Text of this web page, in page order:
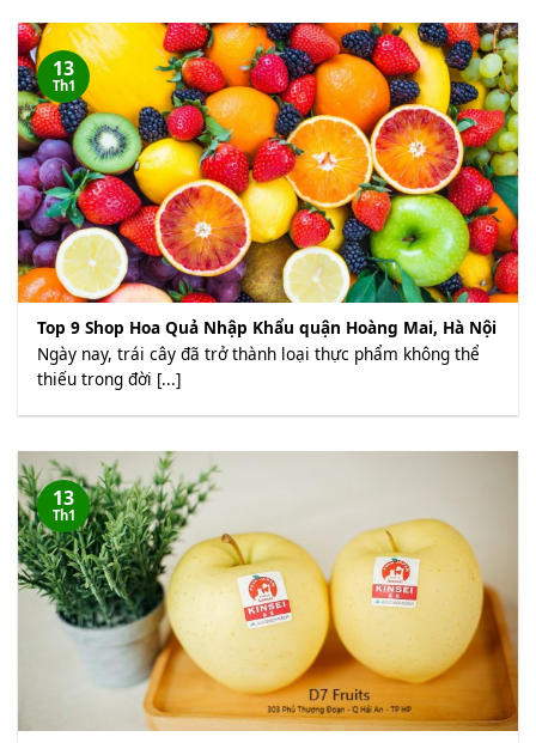
Top 9 Shop Hoa Quả Nhập Khẩu quận Hoàng Mai, Hà Nội
Ngày nay, trái cây đã trở thành loại thực phẩm không thể
thiếu trong đời [...]
13
Th1
13
Th1